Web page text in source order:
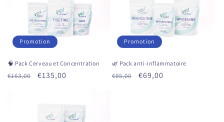
Promotion
🧠 Pack Cerveau et Concentration
Prix
€163,00
Prix
€135,00
Promotion
🌿 Pack anti-inflammatoire
Prix
€85,00
Prix
€69,00